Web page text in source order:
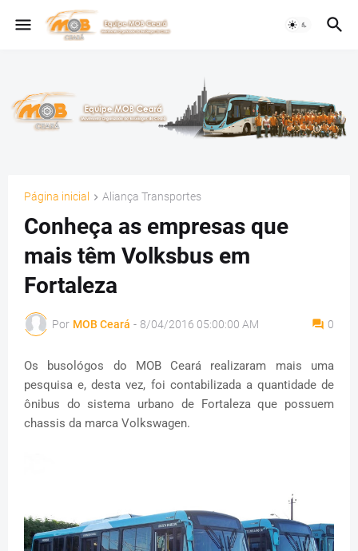
Página inicial Aliança Transportes
Conheça as empresas que
mais têm Volksbus em
Fortaleza
Por MOB Ceará - 8/04/2016 05:00:00 AM 0
Os busológos do MOB Ceará realizaram mais uma
pesquisa e, desta vez, foi contabilizada a quantidade de
ônibus do sistema urbano de Fortaleza que possuem
chassis da marca Volkswagen.